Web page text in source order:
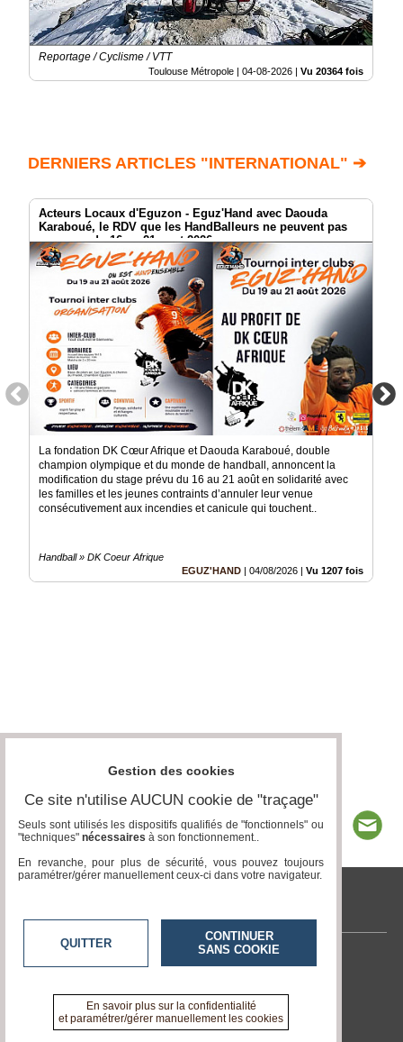
Reportage / Cyclisme / VTT
Toulouse Métropole | 04-08-2026 | Vu 20364 fois
DERNIERS ARTICLES "INTERNATIONAL" ➔
Acteurs Locaux d'Eguzon - Eguz'Hand avec Daouda
Karaboué, le RDV que les HandBalleurs ne peuvent pas
manquer du 16 au 21 aout 2026
La fondation DK Cœur Afrique et Daouda Karaboué, double
champion olympique et du monde de handball, annoncent la
modification du stage prévu du 16 au 21 août en solidarité avec
les familles et les jeunes contraints d’annuler leur venue
consécutivement aux incendies et canicule qui touchent..
Handball » DK Coeur Afrique
EGUZ'HAND
04/08/2026 Vu 1207 fois
tvlocale.fr
Contactez-nous
A propos de tvlocale.fr
Gestion des cookies
Ce site n'utilise AUCUN cookie de "traçage"
Seuls sont utilisés les dispositifs qualifiés de "fonctionnels" ou
"techniques" nécessaires à son fonctionnement..
En revanche, pour plus de sécurité, vous pouvez toujours
paramétrer/gérer manuellement ceux-ci dans votre navigateur.
QUITTER
CONTINUER
SANS COOKIE
En savoir plus sur la confidentialité
et paramétrer/gérer manuellement les cookies